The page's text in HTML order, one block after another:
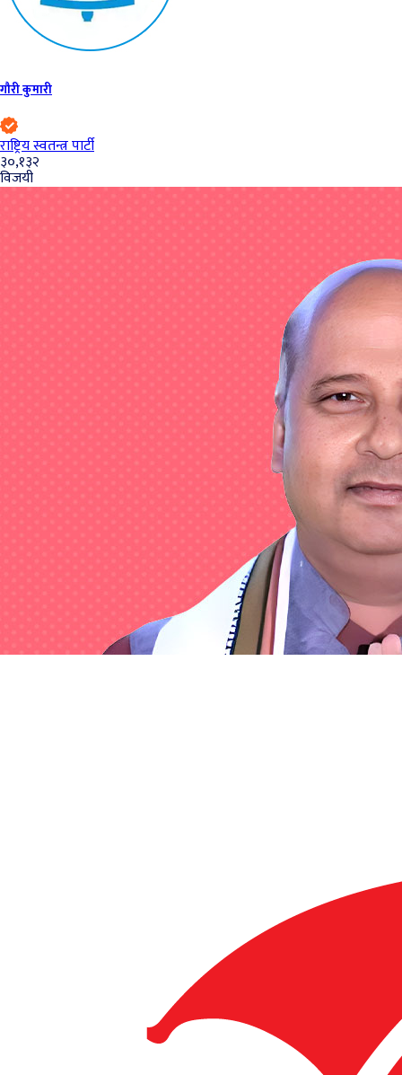
गौरी कुमारी
राष्ट्रिय स्वतन्त्र पार्टी
३०,१३२
विजयी